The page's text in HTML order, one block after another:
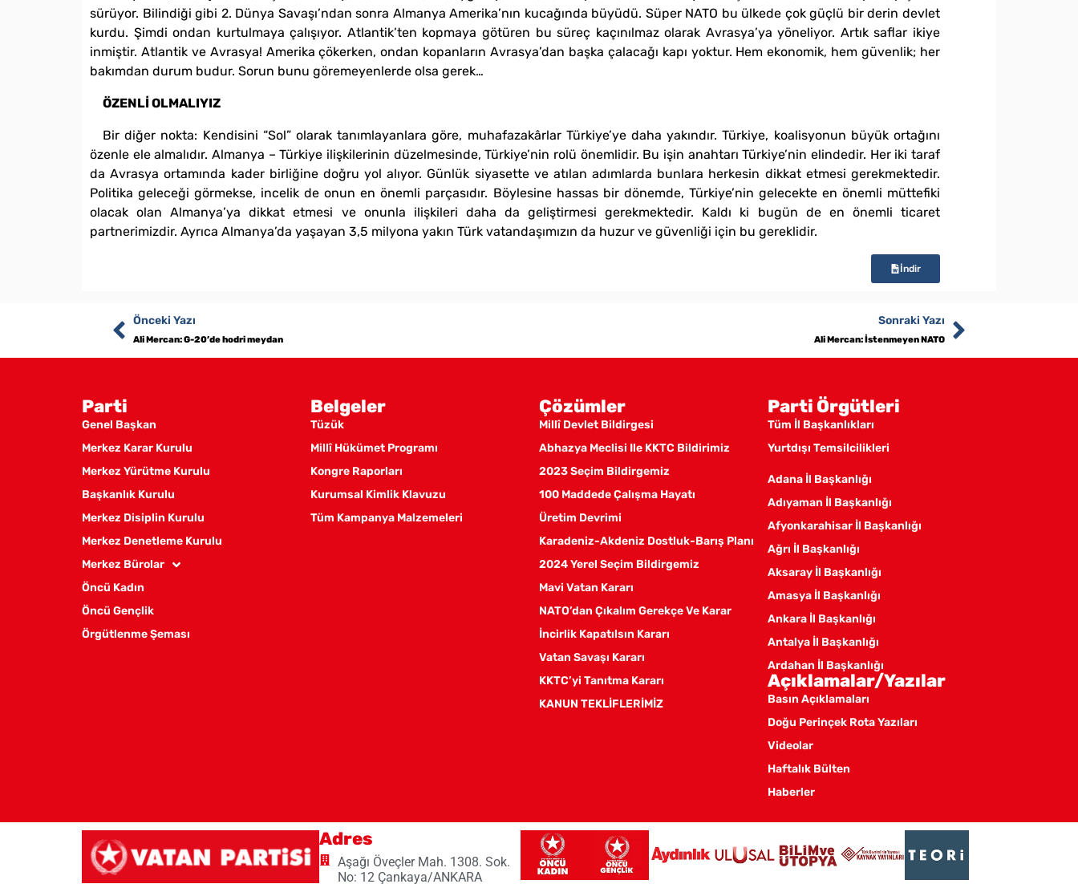
sürüyor. Bilindiği gibi 2. Dünya Savaşı’ndan sonra Almanya Amerika’nın kucağında büyüdü. Süper NATO bu ülkede çok güçlü bir derin devlet
kurdu. Şimdi ondan kurtulmaya çalışıyor. Atlantik’ten kopmaya götüren bu süreç kaçınılmaz olarak Avrasya’ya yöneliyor. Artık saflar ikiye
inmiştir. Atlantik ve Avrasya! Amerika çökerken, ondan kopanların Avrasya’dan başka çalacağı kapı yoktur. Hem ekonomik, hem güvenlik; her
bakımdan durum budur. Sorun bunu göremeyenlerde olsa gerek…
ÖZENLİ OLMALIYIZ
Bir diğer nokta: Kendisini “Sol” olarak tanımlayanlara göre, muhafazakârlar Türkiye’ye daha yakındır. Türkiye, koalisyonun büyük ortağını
özenle ele almalıdır. Almanya – Türkiye ilişkilerinin düzelmesinde, Türkiye’nin rolü önemlidir. Bu işin anahtarı Türkiye’nin elindedir. Her iki taraf
da Avrasya ortamında kader birliğine doğru yol alıyor. Günlük siyasette ve atılan adımlarda bunlara herkesin dikkat etmesi gerekmektedir.
Politika geleceği görmekse, incelik de onun en önemli parçasıdır. Böylesine hassas bir dönemde, Türkiye’nin gelecekte en önemli müttefiki
olacak olan Almanya’ya dikkat etmesi ve onunla ilişkileri daha da geliştirmesi gerekmektedir. Kaldı ki bugün de en önemli ticaret
partnerimizdir. Ayrıca Almanya’da yaşayan 3,5 milyona yakın Türk vatandaşımızın da huzur ve güvenliği için bu gereklidir.
İndir
Önceki Yazı
Ali Mercan: G-20’de hodri meydan
Sonraki Yazı
Ali Mercan: İstenmeyen NATO
Parti
Genel Başkan
Merkez Karar Kurulu
Merkez Yürütme Kurulu
Başkanlık Kurulu
Merkez Disiplin Kurulu
Merkez Denetleme Kurulu
Merkez Bürolar
Öncü Kadın
Öncü Gençlik
Örgütlenme Şeması
Belgeler
Tüzük
Millî Hükümet Programı
Kongre Raporları
Kurumsal Kimlik Klavuzu
Tüm Kampanya Malzemeleri
Çözümler
Millî Devlet Bildirgesi
Abhazya Meclisi Ile KKTC Bildirimiz
2023 Seçim Bildirgemiz
100 Maddede Çalışma Hayatı
Üretim Devrimi
Karadeniz-Akdeniz Dostluk-Barış Planı
2024 Yerel Seçim Bildirgemiz
Mavi Vatan Kararı
NATO’dan Çıkalım Gerekçe Ve Karar
İncirlik Kapatılsın Kararı
Vatan Savaşı Kararı
KKTC’yi Tanıtma Kararı
KANUN TEKLİFLERİMİZ
Parti Örgütleri
Tüm İl Başkanlıkları
Yurtdışı Temsilcilikleri
Adana İl Başkanlığı
Adıyaman İl Başkanlığı
Afyonkarahisar İl Başkanlığı
Ağrı İl Başkanlığı
Aksaray İl Başkanlığı
Amasya İl Başkanlığı
Ankara İl Başkanlığı
Antalya İl Başkanlığı
Ardahan İl Başkanlığı
Artvin İl Başkanlığı
Bitlis İl Başkanlığı
Açıklamalar/Yazılar
Basın Açıklamaları
Doğu Perinçek Rota Yazıları
Videolar
Haftalık Bülten
Haberler
Adres
Aşağı Öveçler Mah. 1308. Sok.
No: 12 Çankaya/ANKARA